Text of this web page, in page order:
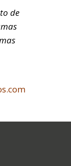
de